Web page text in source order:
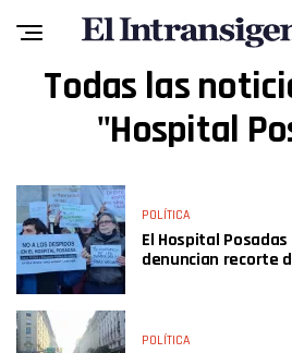
Todas las
"Hospital
POLÍTICA
El Hospital
denuncian recorte
POLÍTICA